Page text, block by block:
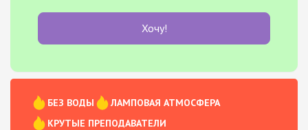
Хочу!
БЕЗ ВОДЫ
ЛАМПОВАЯ АТМОСФЕРА
КРУТЫЕ ПРЕПОДАВАТЕЛИ